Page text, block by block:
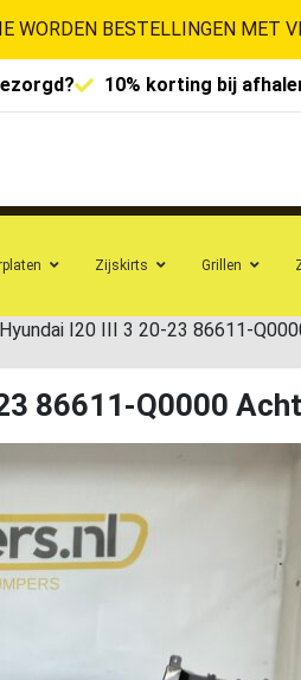
WORDEN BESTELLINGEN MET
10% korting bij
Zijskirts Grillen
I20 III 3 20-23 86611-
86611-Q0000